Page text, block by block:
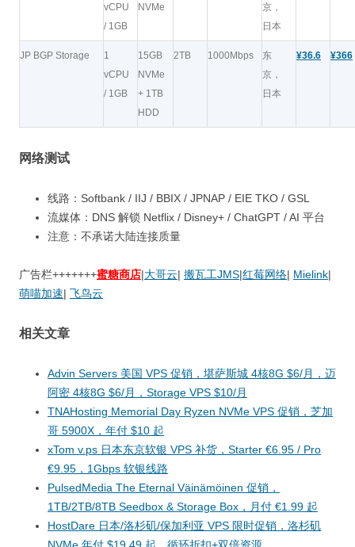
vCPU
/ 1GB
NVMe
京，
日本
JP BGP Storage
1
vCPU
/ 1GB
15GB
NVMe
+ 1TB
HDD
2TB 1000Mbps
东
京，
日本
¥36.6 ¥366
网络测试
线路：Softbank / IIJ / BBIX / JPNAP / EIE TKO / GSL
流媒体：DNS 解锁 Netflix / Disney+ / ChatGPT / AI 平台
注意：不承诺大陆连接质量
广告栏+++++++蜜糖商店|大哥云| 搬瓦工JMS|红莓网络| Mielink|
萌喵加速| 飞鸟云
相关文章
Advin Servers 美国 VPS 促销，堪萨斯城 4核8G $6/月，迈
阿密 4核8G $6/月，Storage VPS $10/月
TNAHosting Memorial Day Ryzen NVMe VPS 促销，芝加
哥 5900X，年付 $10 起
xTom v.ps 日本东京软银 VPS 补货，Starter €6.95 / Pro
€9.95，1Gbps 软银线路
PulsedMedia The Eternal Väinämöinen 促销，
1TB/2TB/8TB Seedbox & Storage Box，月付 €1.99 起
HostDare 日本/洛杉矶/保加利亚 VPS 限时促销，洛杉矶